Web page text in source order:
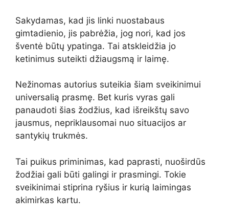
Sakydamas, kad jis linki nuostabaus
gimtadienio, jis pabrėžia, jog nori, kad jos
šventė būtų ypatinga. Tai atskleidžia jo
ketinimus suteikti džiaugsmą ir laimę.
Nežinomas autorius suteikia šiam sveikinimui
universalią prasmę. Bet kuris vyras gali
panaudoti šias žodžius, kad išreikštų savo
jausmus, nepriklausomai nuo situacijos ar
santykių trukmės.
Tai puikus priminimas, kad paprasti, nuoširdūs
žodžiai gali būti galingi ir prasmingi. Tokie
sveikinimai stiprina ryšius ir kurią laimingas
akimirkas kartu.